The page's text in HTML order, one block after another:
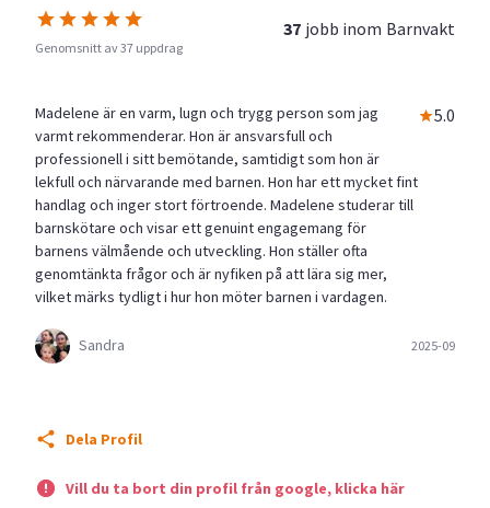
Genomsnitt av 37 uppdrag
37 jobb inom Barnvakt
Madelene är en varm, lugn och trygg person som jag
varmt rekommenderar. Hon är ansvarsfull och
professionell i sitt bemötande, samtidigt som hon är
lekfull och närvarande med barnen. Hon har ett mycket fint
handlag och inger stort förtroende. Madelene studerar till
barnskötare och visar ett genuint engagemang för
barnens välmående och utveckling. Hon ställer ofta
genomtänkta frågor och är nyfiken på att lära sig mer,
vilket märks tydligt i hur hon möter barnen i vardagen.
5.0
Sandra 2025-09
Dela Profil
Vill du ta bort din profil från google, klicka här